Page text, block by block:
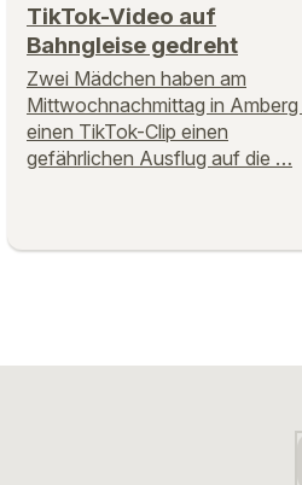
TikTok-Video auf
Bahngleise gedreht
Zwei Mädchen haben am
Mittwochnachmittag in
einen TikTok-Clip einen
gefährlichen Ausflug auf die …